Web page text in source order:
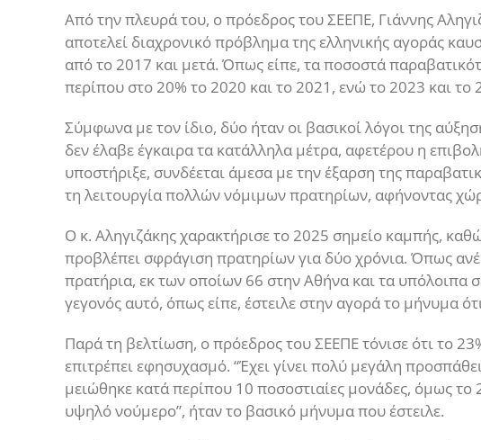
Από την πλευρά του, ο πρόεδρος του ΣΕΕΠΕ, Γιάννης
αποτελεί διαχρονικό πρόβλημα της ελληνικής αγοράς
από το 2017 και μετά. Όπως είπε, τα ποσοστά
περίπου στο 20% το 2020 και το 2021, ενώ το 2023 και το
Σύμφωνα με τον ίδιο, δύο ήταν οι βασικοί λόγοι της
δεν έλαβε έγκαιρα τα κατάλληλα μέτρα, αφετέρου η
υποστήριξε, συνδέεται άμεσα με την έξαρση της
τη λειτουργία πολλών νόμιμων πρατηρίων, αφήνοντας
Ο κ. Αληγιζάκης χαρακτήρισε το 2025 σημείο καμπής,
προβλέπει σφράγιση πρατηρίων για δύο χρόνια. Όπως
πρατήρια, εκ των οποίων 66 στην Αθήνα και τα υπόλοιπα
γεγονός αυτό, όπως είπε, έστειλε στην αγορά το μήνυμα ότι
Παρά τη βελτίωση, ο πρόεδρος του ΣΕΕΠΕ τόνισε ότι το
επιτρέπει εφησυχασμό. “Έχει γίνει πολύ μεγάλη
μειώθηκε κατά περίπου 10 ποσοστιαίες μονάδες, όμως το
υψηλό νούμερο”, ήταν το βασικό μήνυμα που έστειλε.